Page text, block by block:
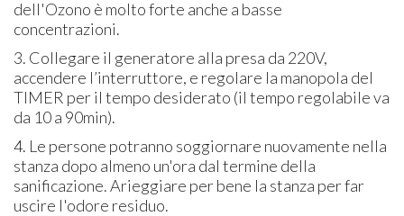
dell'Ozono è molto forte anche a basse
concentrazioni.
3. Collegare il generatore alla presa da 220V,
accendere l’interruttore, e regolare la manopola del
TIMER per il tempo desiderato (il tempo regolabile va
da 10 a 90min).
4. Le persone potranno soggiornare nuovamente nella
stanza dopo almeno un'ora dal termine della
sanificazione. Arieggiare per bene la stanza per far
uscire l'odore residuo.